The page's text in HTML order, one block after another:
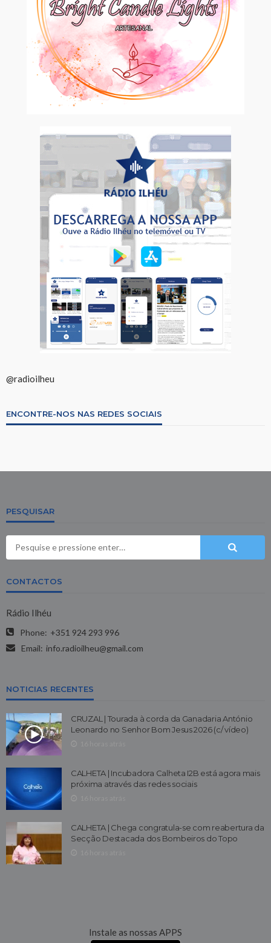
@radioilheu
ENCONTRE-NOS NAS REDES SOCIAIS
PESQUISAR
CONTACTOS
Rádio Ilhéu
Phone: +351 924 293 996
Email: info.radioilheu@gmail.com
NOTICIAS RECENTES
CRUZAL | Tourada à corda da Ganadaria António
Leonardo no Senhor Bom Jesus 2026 (c/ vídeo)
CALHETA | Incubadora Calheta I2B está agora mais
próxima através das redes sociais
CALHETA | Chega congratula-se com reabertura da
Secção Destacada dos Bombeiros do Topo
Instale as nossas APPS